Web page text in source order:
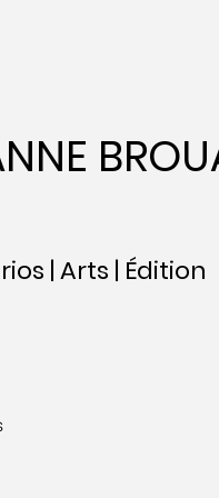
| Arts | Édition